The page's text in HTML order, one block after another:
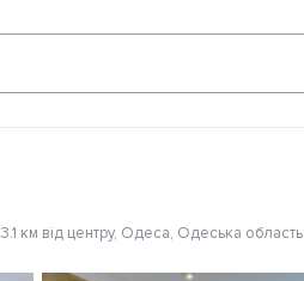
3.1 км від центру, Одеса, Одеська область